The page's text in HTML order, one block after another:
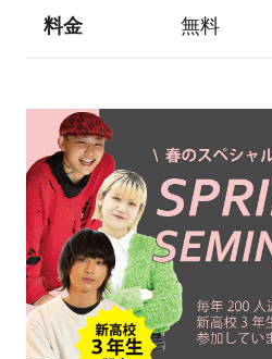
料金 無料